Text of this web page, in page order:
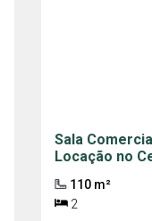
Sala
Locação no
110 m²
2